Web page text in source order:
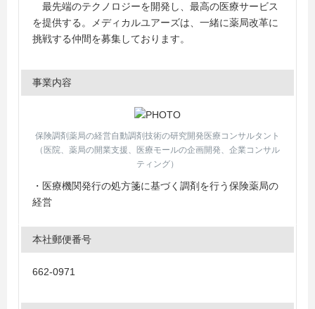
最先端のテクノロジーを開発し、最高の医療サービス
を提供する。メディカルユアーズは、一緒に薬局改革に
挑戦する仲間を募集しております。
事業内容
保険調剤薬局の経営自動調剤技術の研究開発医療コンサルタント
（医院、薬局の開業支援、医療モールの企画開発、企業コンサル
ティング）
・医療機関発行の処方箋に基づく調剤を行う保険薬局の
経営
本社郵便番号
662-0971